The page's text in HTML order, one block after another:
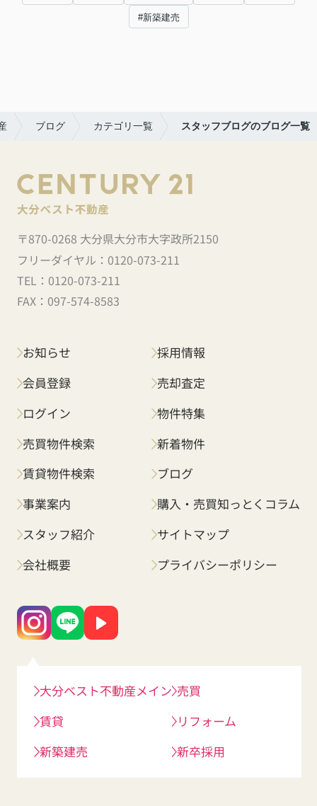
#新築建売
ブログ カテゴリ一覧 スタッフブログのブログ一覧
〒870-0268 大分県大分市大字政所2150
フリーダイヤル： 0120-073-211
TEL： 0120-073-211
FAX： 097-574-8583
お知らせ
会員登録
ログイン
売買物件検索
賃貸物件検索
事業案内
スタッフ紹介
会社概要
採用情報
売却査定
物件特集
新着物件
ブログ
購入・売買知っとくコラム
サイトマップ
プライバシーポリシー
大分ベスト不動産メイン
賃貸
新築建売
売買
リフォーム
新卒採用